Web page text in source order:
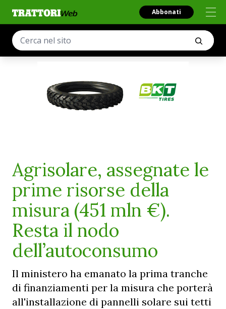
Abbonati
Agrisolare, assegnate le
prime risorse della
misura (451 mln €).
Resta il nodo
dell’autoconsumo
Il ministero ha emanato la prima tranche
di finanziamenti per la misura che porterà
all'installazione di pannelli solare sui tetti